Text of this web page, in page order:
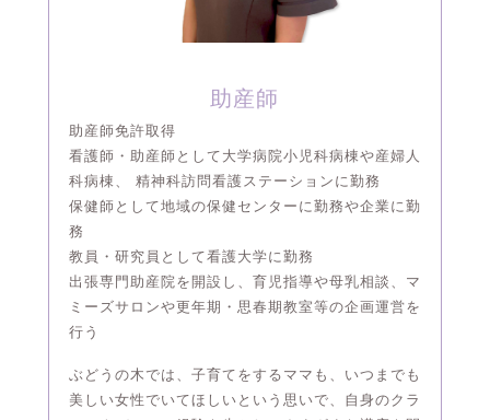
助産師
助産師免許取得
看護師・助産師として大学病院小児科病棟や産婦人
科病棟、 精神科訪問看護ステーションに勤務
保健師として地域の保健センターに勤務や企業に勤
務
教員・研究員として看護大学に勤務
出張専門助産院を開設し、育児指導や母乳相談、マ
ミーズサロンや更年期・思春期教室等の企画運営を
行う
ぶどうの木では、子育てをするママも、いつまでも
美しい女性でいてほしいという思いで、自身のクラ